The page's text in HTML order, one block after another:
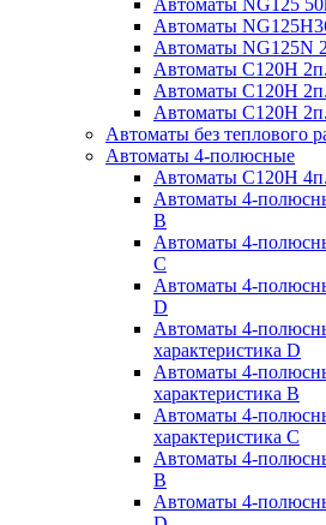
Автоматы
Автоматы NG125N
Автоматы С120H
Автоматы С120H
Автоматы С120H
Автоматы без теплового
Автоматы 4-полюсные
Автоматы С120H
Автоматы 4-
B
Автоматы 4-
C
Автоматы 4-
D
Автоматы 4-
характеристика D
Автоматы 4-
характеристика В
Автоматы 4-
характеристика С
Автоматы 4-
B
Автоматы 4-